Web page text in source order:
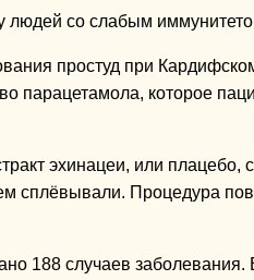
людей со слабым
простуд при
парацетамола, которое
эхинацеи, или
сплёвывали. Процедура
188 случаев заболевания.